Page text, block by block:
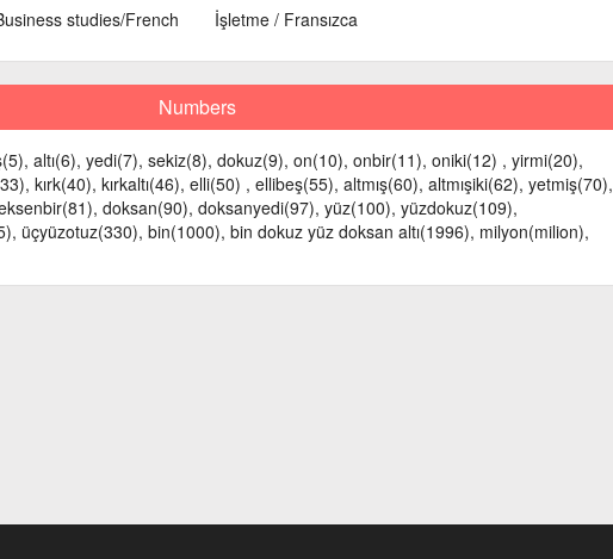
studies/French
İşletme / Fransızca
Numbers
altı(6), yedi(7), sekiz(8), dokuz(9), on(10), onbir(11), oniki(12) , yirmi(20),
kırk(40), kırkaltı(46), elli(50) , ellibeş(55), altmış(60), altmışiki(62), yetmiş(70),
doksan(90), doksanyedi(97), yüz(100), yüzdokuz(109),
üçyüzotuz(330), bin(1000), bin dokuz yüz doksan altı(1996), milyon(milion),